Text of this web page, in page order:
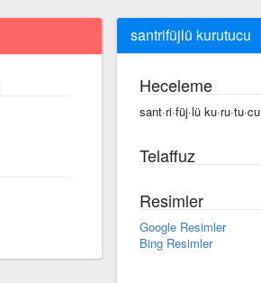
santrifüjlü kurutucu
Heceleme
sant·ri·füj·lü ku·ru·tu·cu
Telaffuz
Resimler
Google Resimler
Bing Resimler